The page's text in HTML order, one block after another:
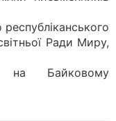
Ради Миру,
на Байковому